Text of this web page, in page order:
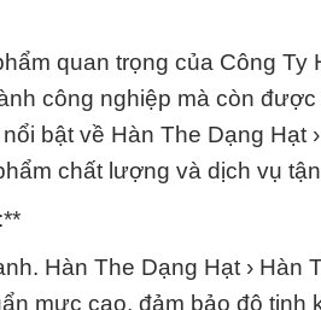
quan trọng của Công Ty
công nghiệp mà còn được
bật về Hàn The Dạng Hạt
chất lượng và dịch vụ
Hàn The Dạng Hạt › Hàn
mực cao, đảm bảo độ tinh